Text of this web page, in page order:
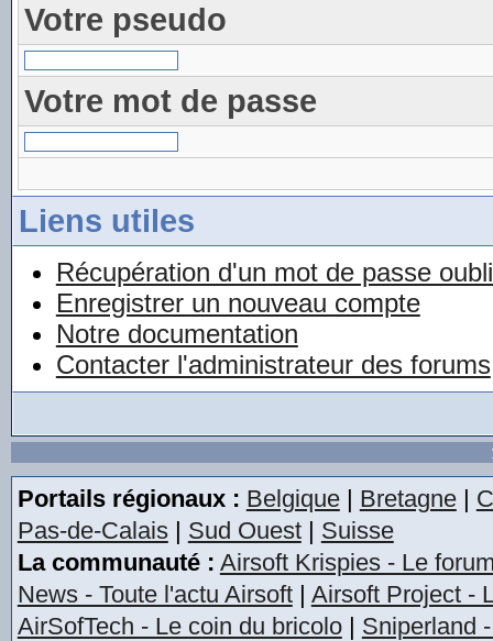
Votre pseudo
Votre mot de passe
Liens utiles
Récupération d'un mot de passe
Enregistrer un nouveau compte
Notre documentation
Contacter l'administrateur des forums
Portails régionaux : Belgique| Bretagne|
Pas-de-Calais| Sud Ouest| Suisse
La communauté : Airsoft Krispies - Le
News - Toute l'actu Airsoft| Airsoft Project -
AirSofTech - Le coin du bricolo| Sniperland